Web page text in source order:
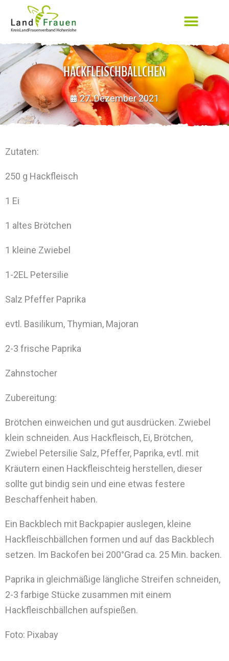
HACKFLEISCHBÄLLCHEN
27. Dezember 2021
Zutaten:
250 g Hackfleisch
1 Ei
1 altes Brötchen
1 kleine Zwiebel
1-2EL Petersilie
Salz Pfeffer Paprika
evtl. Basilikum, Thymian, Majoran
2-3 frische Paprika
Zahnstocher
Zubereitung:
Brötchen einweichen und gut ausdrücken. Zwiebel
klein schneiden. Aus Hackfleisch, Ei, Brötchen,
Zwiebel Petersilie Salz, Pfeffer, Paprika, evtl. mit
Kräutern einen Hackfleischteig herstellen, dieser
sollte gut bindig sein und eine etwas festere
Beschaffenheit haben.
Ein Backblech mit Backpapier auslegen, kleine
Hackfleischbällchen formen und auf das Backblech
setzen. Im Backofen bei 200°Grad ca. 25 Min. backen.
Paprika in gleichmäßige längliche Streifen schneiden,
2-3 farbige Stücke zusammen mit einem
Hackfleischbällchen aufspießen.
Foto: Pixabay